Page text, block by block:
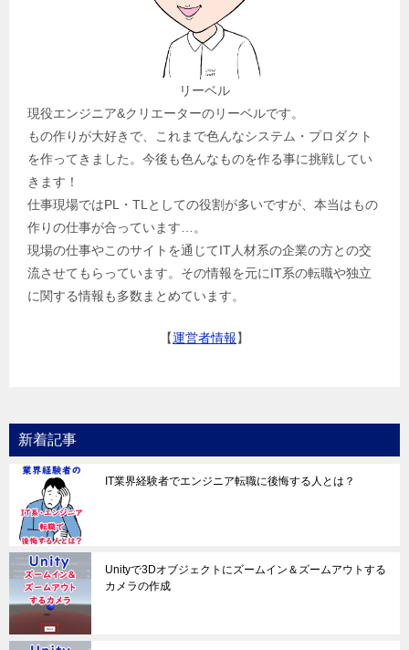
リーベル
現役エンジニア&クリエーターのリーベルです。
もの作りが大好きで、これまで色んなシステム・プロダクト
を作ってきました。今後も色んなものを作る事に挑戦してい
きます！
仕事現場ではPL・TLとしての役割が多いですが、本当はもの
作りの仕事が合っています…。
現場の仕事やこのサイトを通じてIT人材系の企業の方との交
流させてもらっています。その情報を元にIT系の転職や独立
に関する情報も多数まとめています。
【運営者情報】
新着記事
IT業界経験者でエンジニア転職に後悔する人とは？
Unityで3Dオブジェクトにズームイン＆ズームアウトする
カメラの作成